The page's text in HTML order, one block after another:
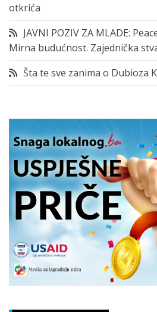
otkrića
JAVNI POZIV ZA MLADE:
Mirna budućnost. Zajednička
Šta te sve zanima o Dubioza